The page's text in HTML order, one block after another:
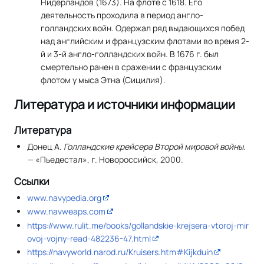
деятельность проходила в период англо-
голландских войн. Одержал ряд выдающихся побед
над английским и французским флотами во время 2-
й и 3-й англо-голландских войн. В 1676 г. был
смертельно ранен в сражении с французским
флотом у мыса Этна (Сицилия).
Литература и источники информации
Литература
Донец А. Голландские крейсера Второй мировой войны.
— «Пьедестал», г. Новороссийск, 2000.
Ссылки
www.navypedia.org
www.navweaps.com
https://www.rulit.me/books/gollandskie-krejsera-vtoroj-mir
ovoj-vojny-read-482236-47.html
https://navyworld.narod.ru/Kruisers.htm#Kijkduin